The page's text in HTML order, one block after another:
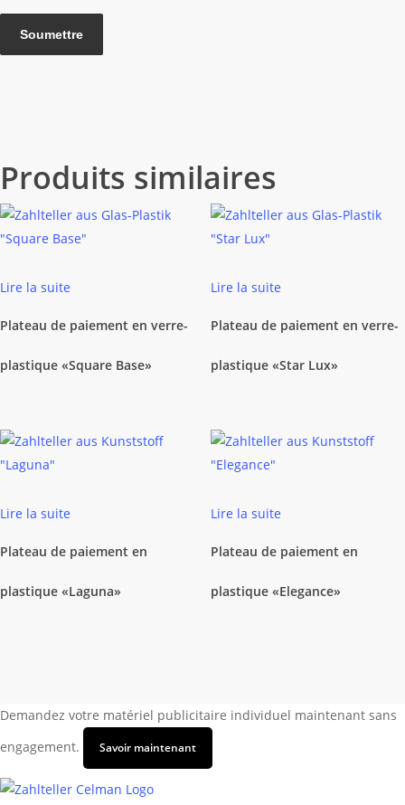
Produits similaires
Lire la suite
Plateau de paiement en verre-
plastique «Square Base»
Lire la suite
Plateau de paiement en verre-
plastique «Star Lux»
Lire la suite
Plateau de paiement en
plastique «Laguna»
Lire la suite
Plateau de paiement en
plastique «Elegance»
Demandez votre matériel publicitaire individuel maintenant sans
engagement.
Savoir maintenant